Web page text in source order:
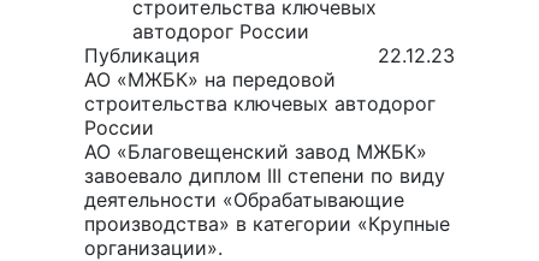
строительства ключевых
автодорог России
Публикация
22.12.23
АО «МЖБК» на передовой
строительства ключевых автодорог
России
АО «Благовещенский завод МЖБК»
завоевало диплом III степени по виду
деятельности «Обрабатывающие
производства» в категории «Крупные
организации».